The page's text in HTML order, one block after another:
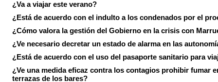
¿Va a viajar este verano?
¿Está de acuerdo con el indulto a los condenados por el
¿Cómo valora la gestión del Gobierno en la crisis con
¿Ve necesario decretar un estado de alarma en las
¿Está de acuerdo con el uso del pasaporte sanitario para
¿Ve una medida eficaz contra los contagios prohibir fumar
terrazas de los bares?